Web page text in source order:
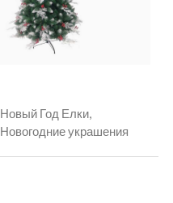
Новый Год Елки,
Новогодние украшения